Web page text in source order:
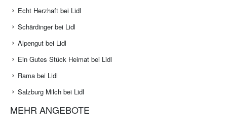
Echt Herzhaft bei Lidl
Schärdinger bei Lidl
Alpengut bei Lidl
Ein Gutes Stück Heimat bei Lidl
Rama bei Lidl
Salzburg Milch bei Lidl
MEHR ANGEBOTE